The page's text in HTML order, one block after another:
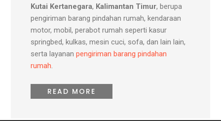
Kutai Kertanegara, Kalimantan Timur, berupa
pengiriman barang pindahan rumah, kendaraan
motor, mobil, perabot rumah seperti kasur
springbed, kulkas, mesin cuci, sofa, dan lain lain,
serta layananpengiriman barang pindahan
rumah.
READ MORE